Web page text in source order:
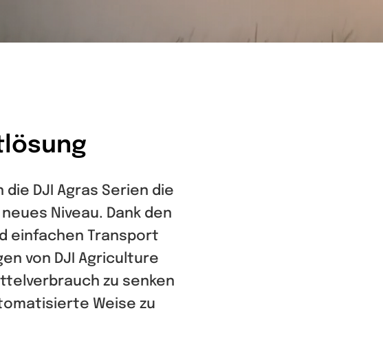
DJI Agras Serien die
Niveau. Dank den
einfachen Transport
von DJI Agriculture
zu senken
Weise zu